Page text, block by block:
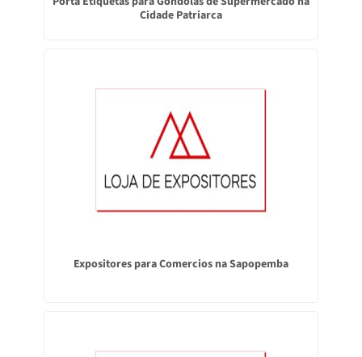
Cidade Patriarca
Expositores para Comercios na Sapopemba